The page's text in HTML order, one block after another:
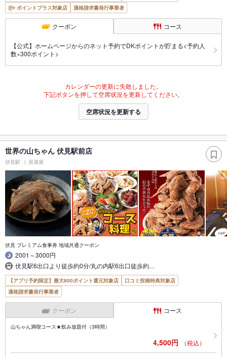
ポイントプラス対象店 適格請求書発行事業者
クーポン コース
【公式】ホームページからのネット予約でDKポイントが貯まる<予約人
数×300ポイント>
カレンダーの更新に失敗しました。
下記ボタンを押して空席状況を更新してください。
空席状況を更新する
世界の山ちゃん 伏見駅前店
伏見駅 居酒屋
伏見 プレミアム食事券 地域共通クーポン
2001～3000円
伏見駅6出口より徒歩約0分/丸の内駅6出口徒歩約…
【アプリ予約限定】最大800ポイント還元対象店
口コミ投稿特典対象店
適格請求書発行事業者
クーポン コース
山ちゃん満喫コース★飲み放題付（3時間）
4,500円 （税込）